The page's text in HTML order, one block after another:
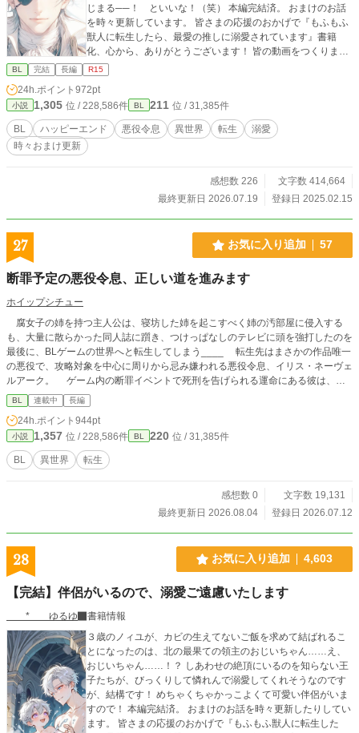
じまる──！ といいな！（笑） 本編完結済。 おまけのお話
を時々更新しています。 皆さまの応援のおかげで『もふもふ
獣人に転生したら、最愛の推しに溺愛されています』書籍
化、心から、ありがとうございます！ 皆の動画をつくりまし
た！ もしよかったら、プロフのwebサイトからどうぞです。
表紙や動画にはAIを使っていますが、小説にはAIを使ってお
りません
BL 完結 長編 R15
24h.ポイント 972pt
小説 1,305 位 / 228,586件 BL 211 位 / 31,385件
BL ハッピーエンド 悪役令息 異世界 転生
溺愛
時々おまけ更新
感想数 226
文字数 414,664
最終更新日 2026.07.19
登録日 2025.02.15
27 お気に入り追加 57
断罪予定の悪役令息、正しい道を進みます
ホイップシチュー
腐女子の姉を持つ主人公は、寝坊した姉を起こすべく姉の汚部屋に侵入する
も、大量に散らかった同人誌に躓き、つけっぱなしのテレビに頭を強打したのを
最後に、BLゲームの世界へと転生してしまう____ 転生先はまさかの作品唯一
の悪役で、攻略対象を中心に周りから忌み嫌われる悪役令息、イリス・ネーヴェ
ルアーク。 ゲーム内の断罪イベントで死刑を告げられる運命にある彼は、生
きるために姉から聞いた曖昧な情報だけで様々な困難に立ち向かう____!?
BL 連載中 長編
24h.ポイント 944pt
小説 1,357 位 / 228,586件 BL 220 位 / 31,385件
BL 異世界 転生
感想数 0
文字数 19,131
最終更新日 2026.08.04
登録日 2026.07.12
28 お気に入り追加 4,603
【完結】伴侶がいるので、溺愛ご遠慮いたします
* ゆるゆ
書籍情報
３歳のノィユが、カビの生えてないご飯を求めて結ばれるこ
とになったのは、北の最果ての領主のおじいちゃん……え、
おじいちゃん……！？ しあわせの絶頂にいるのを知らない王
子たちが、びっくりして憐れんで溺愛してくれそうなのです
が、結構です！ めちゃくちゃかっこよくて可愛い伴侶がいま
すので！ 本編完結済。 おまけのお話を時々更新したりしてい
ます。 皆さまの応援のおかげで『もふもふ獣人に転生した